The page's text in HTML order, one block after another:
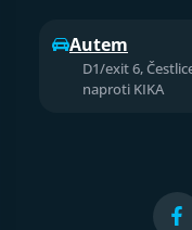
Autem
D1/exit 6,
naproti KIKA